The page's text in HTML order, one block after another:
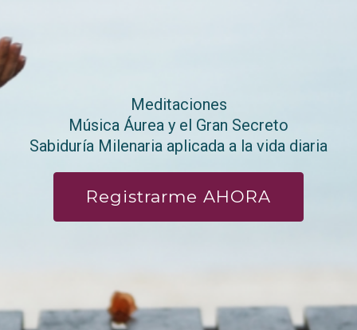
Meditaciones
Música Áurea y el Gran Secreto
Sabiduría Milenaria aplicada a la vida diaria
Registrarme AHORA